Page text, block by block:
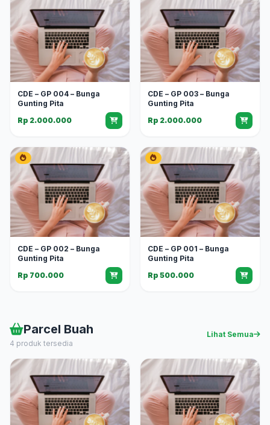
CDE – GP 004 – Bunga
Gunting Pita
Rp 2.000.000
CDE – GP 003 – Bunga
Gunting Pita
Rp 2.000.000
CDE – GP 002 – Bunga
Gunting Pita
Rp 700.000
CDE – GP 001 – Bunga
Gunting Pita
Rp 500.000
Parcel Buah
4 produk tersedia
Lihat Semua